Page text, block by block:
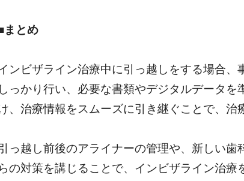
まとめ
ンビザライン治療中に引っ越しをする場合
しっかり行い、必要な書類やデジタルデータ
、治療情報をスムーズに引き継ぐことで、治
っ越し前後のアライナーの管理や、新しい
らの対策を講じることで、インビザライン治